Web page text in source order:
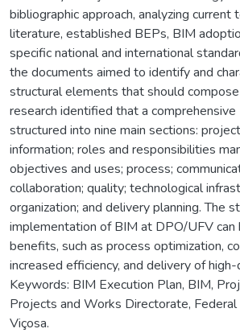
bibliographic approach, analyzing current
literature, established BEPs, BIM
specific national and international
the documents aimed to identify and
structural elements that should compose
research identified that a
structured into nine main sections:
information; roles and responsibilities
objectives and uses; process;
collaboration; quality; technological
organization; and delivery planning. The
implementation of BIM at DPO/UFV can
benefits, such as process optimization,
increased efficiency, and delivery of
Keywords: BIM Execution Plan, BIM,
Projects and Works Directorate,
Viçosa.